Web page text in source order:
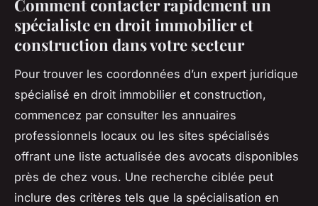
Comment contacter rapidement un
spécialiste en droit immobilier et
construction dans votre secteur
Pour trouver les coordonnées d’un expert juridique
spécialisé en droit immobilier et construction,
commencez par consulter les annuaires
professionnels locaux ou les sites spécialisés
offrant une liste actualisée des avocats disponibles
près de chez vous. Une recherche ciblée peut
inclure des critères tels que la spécialisation en